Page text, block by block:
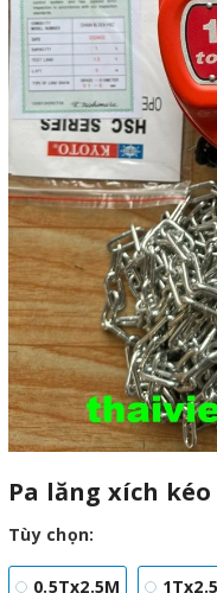
Pa lăng xích
Tùy chọn:
0.5Tx2.5M